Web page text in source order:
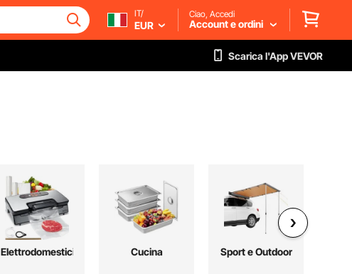
IT/
EUR
Ciao, Accedi
Account e ordini
Scarica l'App VEVOR
Elettrodomestici Cucina Sport e Outdoor